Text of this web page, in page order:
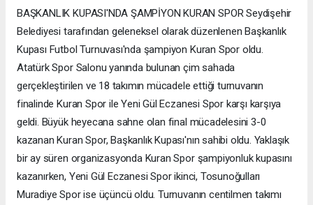
BAŞKANLIK KUPASI'NDA ŞAMPİYON KURAN SPOR Seydişehir
Belediyesi tarafından geleneksel olarak düzenlenen Başkanlık
Kupası Futbol Turnuvası'nda şampiyon Kuran Spor oldu.
Atatürk Spor Salonu yanında bulunan çim sahada
gerçekleştirilen ve 18 takımın mücadele ettiği turnuvanın
finalinde Kuran Spor ile Yeni Gül Eczanesi Spor karşı karşıya
geldi. Büyük heyecana sahne olan final mücadelesini 3-0
kazanan Kuran Spor, Başkanlık Kupası'nın sahibi oldu. Yaklaşık
bir ay süren organizasyonda Kuran Spor şampiyonluk kupasını
kazanırken, Yeni Gül Eczanesi Spor ikinci, Tosunoğulları
Muradiye Spor ise üçüncü oldu. Turnuvanın centilmen takımı